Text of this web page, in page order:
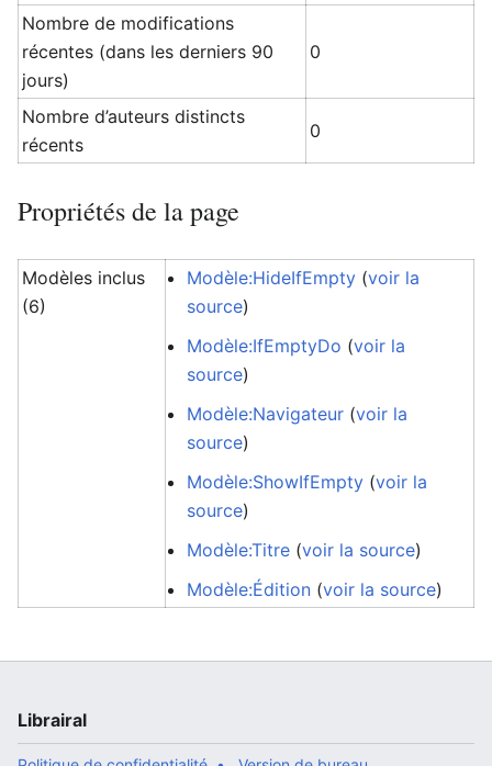
Nombre de modifications
récentes (dans les derniers 90
jours)
0
Nombre d’auteurs distincts
récents
0
Propriétés de la page
Modèles inclus
(6)
Modèle:HideIfEmpty (voir la
source)
Modèle:IfEmptyDo (voir la
source)
Modèle:Navigateur (voir la
source)
Modèle:ShowIfEmpty (voir la
source)
Modèle:Titre (voir la source)
Modèle:Édition (voir la source)
Librairal